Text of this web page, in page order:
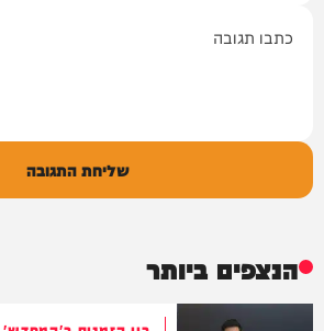
שליחת התגובה
הנצפים ביותר